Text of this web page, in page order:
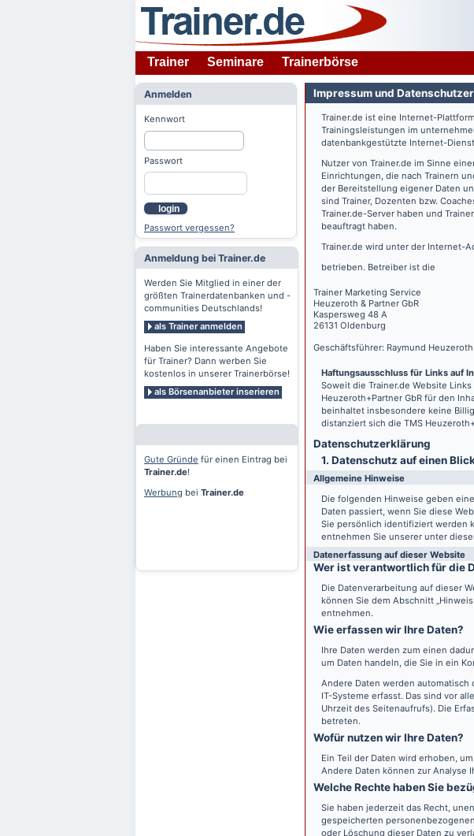
Trainer Seminare Trainerbörse
Anmelden
Kennwort
Passwort
login
Passwort vergessen?
Anmeldung bei Trainer.de
Werden Sie Mitglied in einer der
größten Trainerdatenbanken und -
communities Deutschlands!
als Trainer anmelden
Haben Sie interessante Angebote
für Trainer? Dann werben Sie
kostenlos in unserer Trainerbörse!
als Börsenanbieter inserieren
Gute Gründe für einen Eintrag bei
Trainer.de!
Werbung bei Trainer.de
Impressum und
Trainer.de ist eine Internet-
Trainingsleistungen im
datenbankgestützte Internet-
Nutzer von Trainer.de im Sinne
Einrichtungen, die nach Trainern
der Bereitstellung eigener Daten
sind Trainer, Dozenten bzw.
Trainer.de-Server haben und
beauftragt haben.
Trainer.de wird unter der Internet-
betrieben. Betreiber ist die
Trainer Marketing Service
Heuzeroth & Partner GbR
Kaspersweg 48 A
26131 Oldenburg
Geschäftsführer: Raymund Heuzeroth
Haftungsausschluss für Links auf
Soweit die Trainer.de Website
Heuzeroth+Partner GbR für den
beinhaltet insbesondere keine
distanziert sich die TMS
Datenschutz­erklärung
1. Datenschutz auf einen
Allgemeine Hinweise
Die folgenden Hinweise geben
Daten passiert, wenn Sie diese
Sie persönlich identifiziert werden
entnehmen Sie unserer unter
Datenerfassung auf dieser Website
Wer ist verantwortlich für die
Die Datenverarbeitung auf dieser
können Sie dem Abschnitt
entnehmen.
Wie erfassen wir Ihre Daten?
Ihre Daten werden zum einen
um Daten handeln, die Sie in ein
Andere Daten werden automatisch
IT-Systeme erfasst. Das sind vor
Uhrzeit des Seitenaufrufs). Die
betreten.
Wofür nutzen wir Ihre Daten?
Ein Teil der Daten wird erhoben,
Andere Daten können zur Analyse
Welche Rechte haben Sie
Sie haben jederzeit das Recht,
gespeicherten
oder Löschung dieser Daten zu